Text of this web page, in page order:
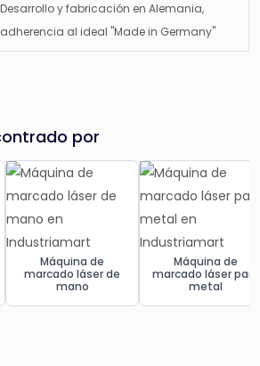
Desarrollo y fabricación en Alemania,
adherencia al ideal "Made in Germany"
por
Máquina de
marcado láser de
mano
Máquina de
marcado láser para
metal